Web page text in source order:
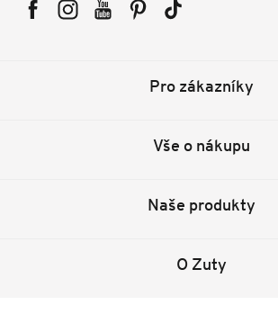
Pro zákazníky
Vše o nákupu
Naše produkty
O Zuty